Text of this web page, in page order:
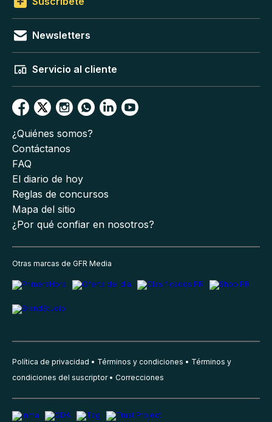
Newsletters
Servicio al cliente
¿Quiénes somos?
Contáctanos
FAQ
El diario de hoy
Reglas de concursos
Mapa del sitio
¿Por qué confiar en nosotros?
Otras marcas de GFR Media
Política de privacidad Términos y condiciones
Términos y
condiciones del suscriptor
Correcciones